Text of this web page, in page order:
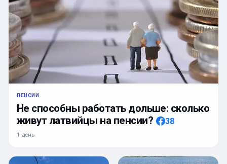
ПЕНСИИ
Не способны работать дольше: сколько
живут латвийцы на пенсии?
38
1 день